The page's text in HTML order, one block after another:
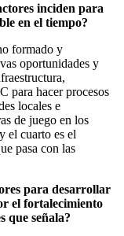
inciden para
en el tiempo?
formado y
oportunidades y
para hacer procesos
locales e
de juego en los
el cuarto es el
pasa con las
para desarrollar
el fortalecimiento
que señala?